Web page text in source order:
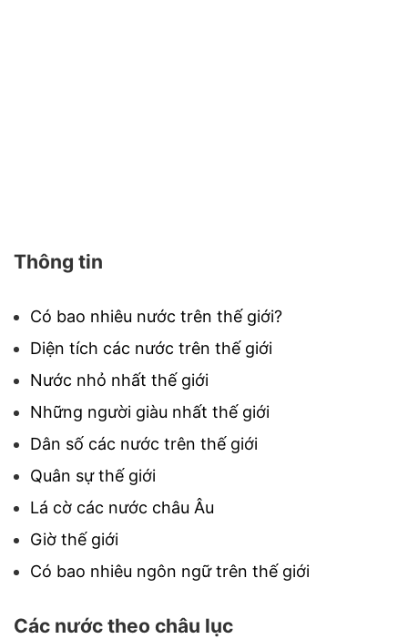
Thông tin
Có bao nhiêu nước trên thế giới?
Diện tích các nước trên thế giới
Nước nhỏ nhất thế giới
Những người giàu nhất thế giới
Dân số các nước trên thế giới
Quân sự thế giới
Lá cờ các nước châu Âu
Giờ thế giới
Có bao nhiêu ngôn ngữ trên thế giới
Các nước theo châu lục